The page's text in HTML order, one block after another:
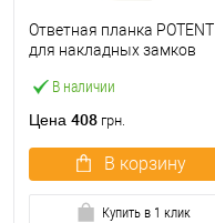
В наличии
Ответная планка POTENT
для накладных замков
Цена 408 грн.
В корзину
Купить в 1 клик